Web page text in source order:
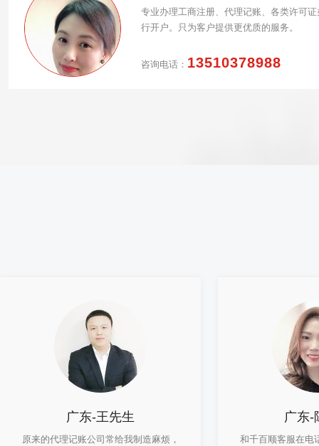
专业办理工商注册、代理记账、各类许可
行开户。只为客户提供更优质的服务。
咨询电话： 13510378988
广东-王先生
原来的代理记账公司常给我制造麻烦，
广东-
和千百顺客服在电